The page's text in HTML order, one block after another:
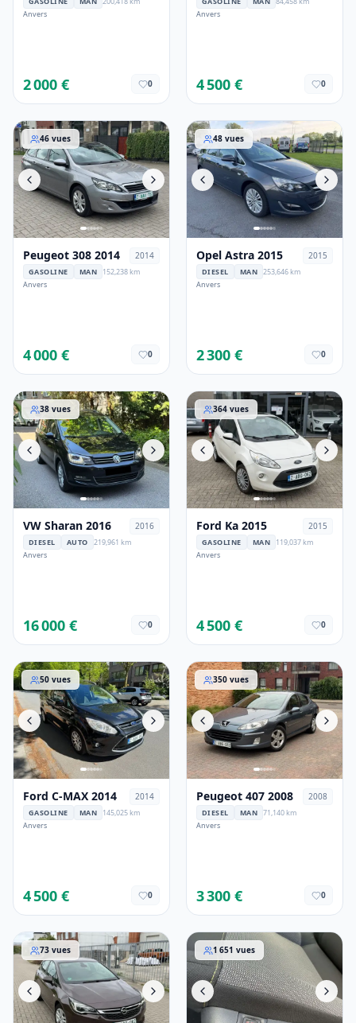
Anvers
2 000 € 0
Anvers
4 500 € 0
Peugeot 308 2014
46 vues
Peugeot 308 2014 2014
GASOLINE MAN
152,238 km
Anvers
4 000 € 0
Opel Astra 2015
48 vues
Opel Astra 2015 2015
DIESEL MAN 253,646 km
Anvers
2 300 € 0
VW Sharan 2016
38 vues
VW Sharan 2016 2016
DIESEL AUTO
219,961 km
Anvers
16 000 € 0
Ford Ka 2015
364 vues
Ford Ka 2015 2015
GASOLINE MAN
119,037 km
Anvers
4 500 € 0
Ford C-MAX 2014
50 vues
Ford C-MAX 2014 2014
GASOLINE MAN
145,025 km
Anvers
4 500 € 0
Peugeot 407 2008
350 vues
Peugeot 407 2008 2008
DIESEL MAN 71,140 km
Anvers
3 300 € 0
Opel Astra 2016
73 vues Citroen C3
1 651 vues